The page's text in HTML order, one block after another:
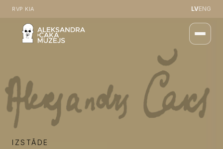
RVP KIA LVENG
IZSTĀDE